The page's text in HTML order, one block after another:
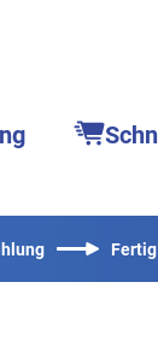
Fertig